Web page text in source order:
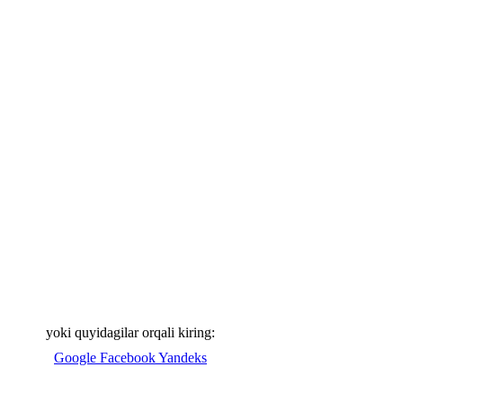
yoki quyidagilar orqali kiring:
Google FacebookYandeks